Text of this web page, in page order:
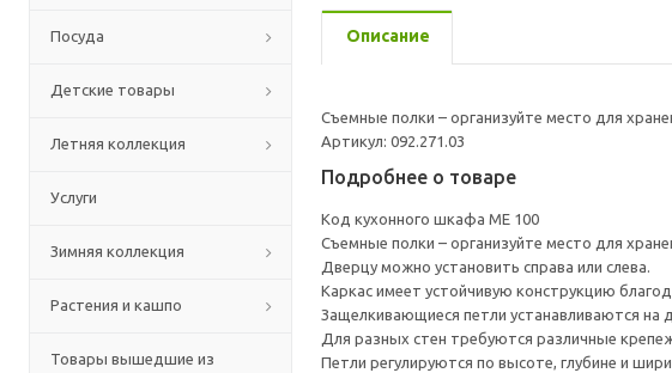
Посуда
Детские товары
Летняя коллекция
Услуги
Зимняя коллекция
Растения и кашпо
Товары вышедшие из
Описание
Съемные полки – организуйте место для
Артикул: 092.271.03
Подробнее о товаре
Код кухонного шкафа ME 100
Съемные полки – организуйте место для
Дверцу можно установить справа или слева.
Каркас имеет устойчивую конструкцию
Защелкивающиеся петли устанавливаются на
Для разных стен требуются различные
Петли регулируются по высоте, глубине и